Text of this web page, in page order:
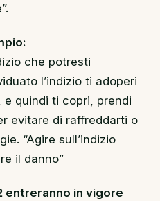
che potresti
l’indizio ti adoperi
quindi ti copri, prendi
evitare di raffreddarti o
“Agire sull’indizio
il danno”
entreranno in vigore